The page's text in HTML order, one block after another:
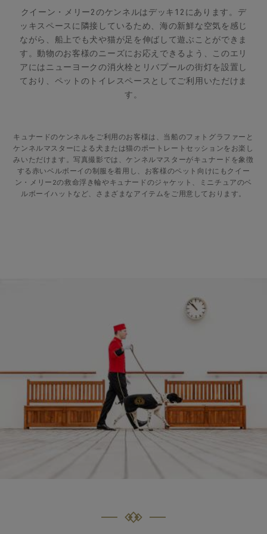
クイーン・メリー2のケンネルはデッキ12にあります。デ
ッキスペースに隣接しているため、海の新鮮な空気を感じ
ながら、船上でも犬や猫が足を伸ばして遊ぶことができま
す。動物のお客様のニーズにお応えできるよう、このエリ
アにはニューヨークの消火栓とリバプールの街灯を設置し
ており、ペットのトイレスペースとしてご利用いただけま
す。
キュナードのケンネルをご利用のお客様は、当船のフォトグラファーと
ケンネルマスターによる犬または猫のポートレートセッションをお楽し
みいただけます。写真撮影では、ケンネルマスターがキュナードを象徴
する赤いベルボーイの制服を着用し、お客様のペット向けにもクイー
ン・メリー2の救命浮き輪やキュナードのジャケット、ミニチュアのベ
ルボーイハットなど、さまざまなアイテムをご用意しております。